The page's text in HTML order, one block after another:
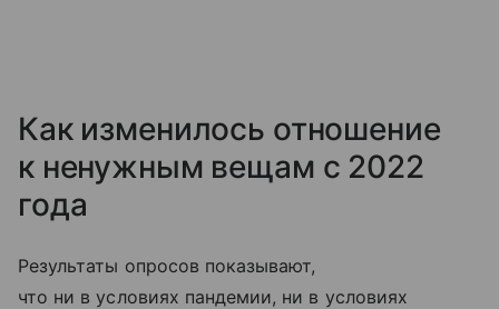
Как изменилось отношение
к ненужным вещам с 2022
года
Результаты опросов показывают,
что ни в условиях пандемии, ни в условиях